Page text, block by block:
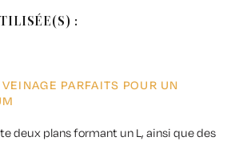
:
PARFAITS POUR UN
deux plans formant un L, ainsi que des